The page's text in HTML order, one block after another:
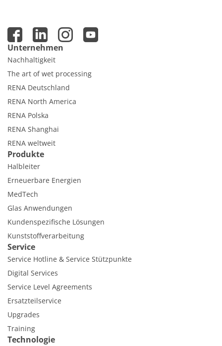
Unternehmen
Nachhaltigkeit
The art of wet processing
RENA Deutschland
RENA North America
RENA Polska
RENA Shanghai
RENA weltweit
Produkte
Halbleiter
Erneuerbare Energien
MedTech
Glas Anwendungen
Kundenspezifische Lösungen
Kunststoffverarbeitung
Service
Service Hotline & Service Stützpunkte
Digital Services
Service Level Agreements
Ersatzteilservice
Upgrades
Training
Technologie